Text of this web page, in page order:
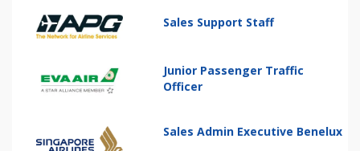
Sales Support Staff
Junior Passenger Traffic
Officer
Sales Admin Executive Benelux